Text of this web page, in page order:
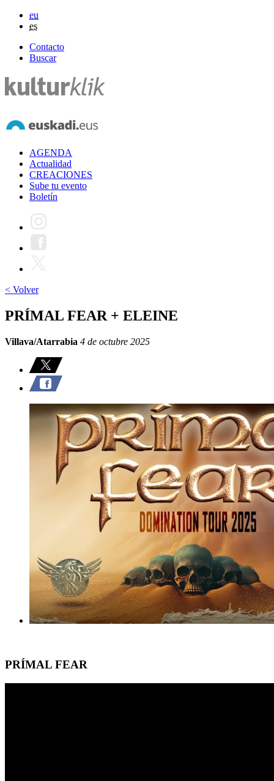
eu
es
Contacto
Buscar
AGENDA
Actualidad
CREACIONES
Sube tu evento
Boletín
< Volver
PRÍMAL FEAR + ELEINE
Villava/Atarrabia 4 de octubre 2025
PRÍMAL FEAR